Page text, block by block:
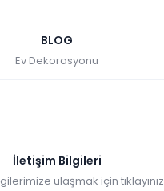
BLOG
Ev Dekorasyonu
İletişim Bilgileri
ulaşmak için tıklayınız